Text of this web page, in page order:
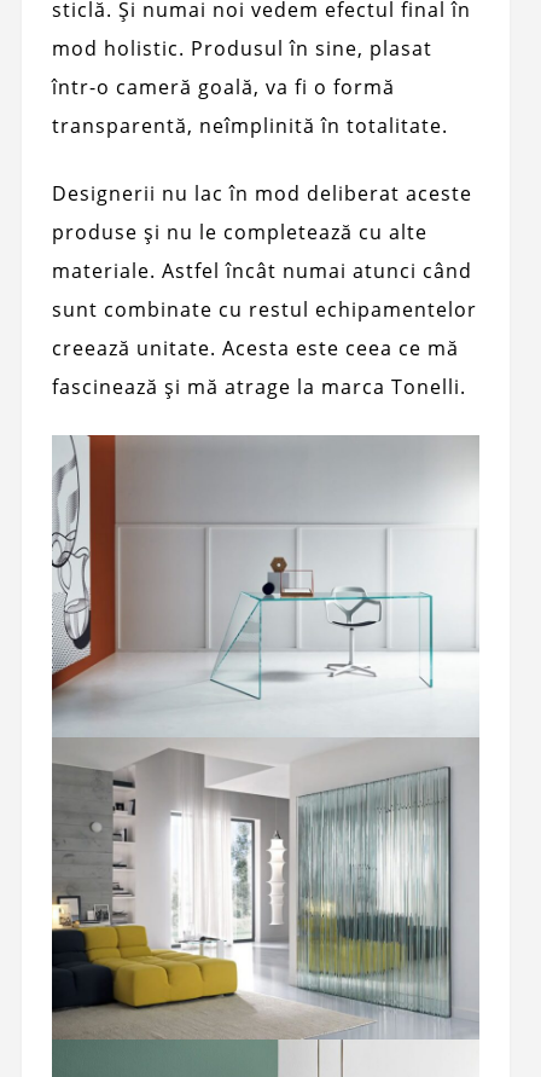
sticlă. Și numai noi vedem efectul final în
mod holistic. Produsul în sine, plasat
într-o cameră goală, va fi o formă
transparentă, neîmplinită în totalitate.
Designerii nu lac în mod deliberat aceste
produse și nu le completează cu alte
materiale. Astfel încât numai atunci când
sunt combinate cu restul echipamentelor
creează unitate. Acesta este ceea ce mă
fascinează și mă atrage la marca Tonelli.